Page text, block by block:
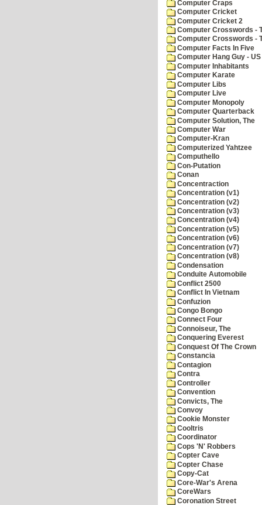
Computer Craps
Computer Cricket
Computer Cricket 2
Computer Crosswords -
Computer Crosswords -
Computer Facts In Five
Computer Hang Guy -
Computer Inhabitants
Computer Karate
Computer Libs
Computer Live
Computer Monopoly
Computer Quarterback
Computer Solution, The
Computer War
Computer-Kran
Computerized Yahtzee
Computhello
Con-Putation
Conan
Concentraction
Concentration (v1)
Concentration (v2)
Concentration (v3)
Concentration (v4)
Concentration (v5)
Concentration (v6)
Concentration (v7)
Concentration (v8)
Condensation
Conduite Automobile
Conflict 2500
Conflict In Vietnam
Confuzion
Congo Bongo
Connect Four
Connoiseur, The
Conquering Everest
Conquest Of The Crown
Constancia
Contagion
Contra
Controller
Convention
Convicts, The
Convoy
Cookie Monster
Cooltris
Coordinator
Cops 'N' Robbers
Copter Cave
Copter Chase
Copy-Cat
Core-War's Arena
CoreWars
Coronation Street